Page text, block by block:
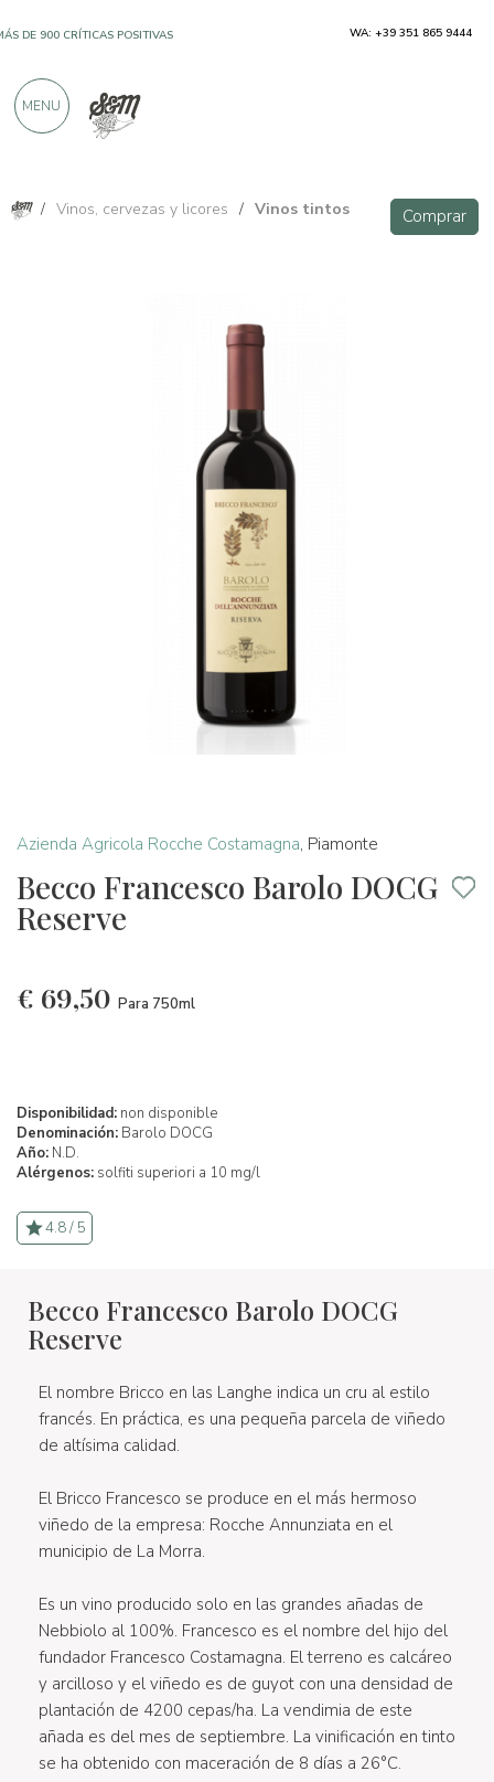
/ Vinos, cervezas y licores / Vinos tintos Comprar
Azienda Agricola Rocche Costamagna, Piamonte
Becco Francesco Barolo DOCG
Reserve
€ 69,50 Para 750ml
Disponibilidad: non disponible
Denominación: Barolo DOCG
Año: N.D.
Alérgenos: solfiti superiori a 10 mg/l
4.8 / 5
Becco Francesco Barolo DOCG
Reserve
El nombre Bricco en las Langhe indica un cru al estilo
francés. En práctica, es una pequeña parcela de viñedo
de altísima calidad.
El Bricco Francesco se produce en el más hermoso
viñedo de la empresa: Rocche Annunziata en el
municipio de La Morra.
Es un vino producido solo en las grandes añadas de
Nebbiolo al 100%. Francesco es el nombre del hijo del
fundador Francesco Costamagna. El terreno es calcáreo
y arcilloso y el viñedo es de guyot con una densidad de
plantación de 4200 cepas/ha. La vendimia de este
añada es del mes de septiembre. La vinificación en tinto
se ha obtenido con maceración de 8 días a 26°C.
DE 900 CRÍTICAS POSITIVAS WA: +39 351 865 9444
MENU